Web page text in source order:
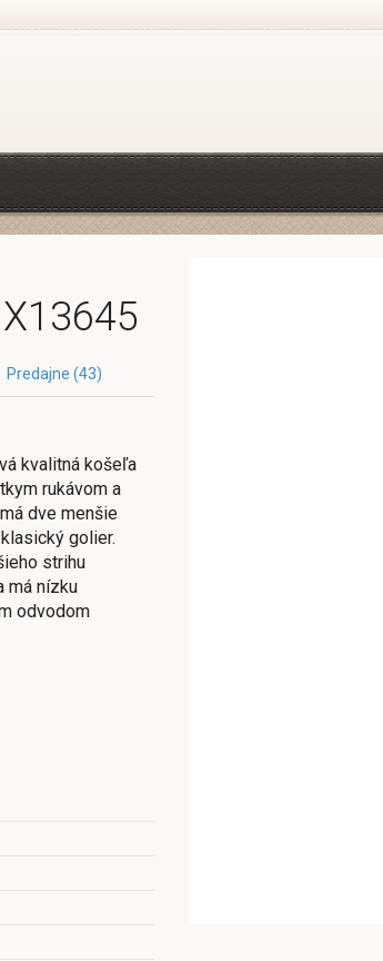
Predajne (43)
kvalitná košeľa
rukávom a
dve menšie
golier.
strihu
má nízku
odvodom